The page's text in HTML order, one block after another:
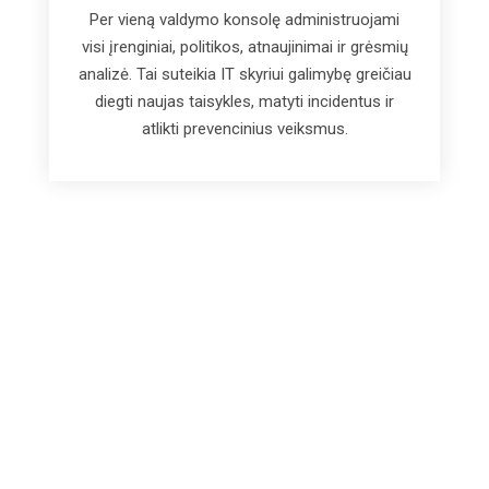
Per vieną valdymo konsolę administruojami
visi įrenginiai, politikos, atnaujinimai ir grėsmių
analizė. Tai suteikia IT skyriui galimybę greičiau
diegti naujas taisykles, matyti incidentus ir
atlikti prevencinius veiksmus.